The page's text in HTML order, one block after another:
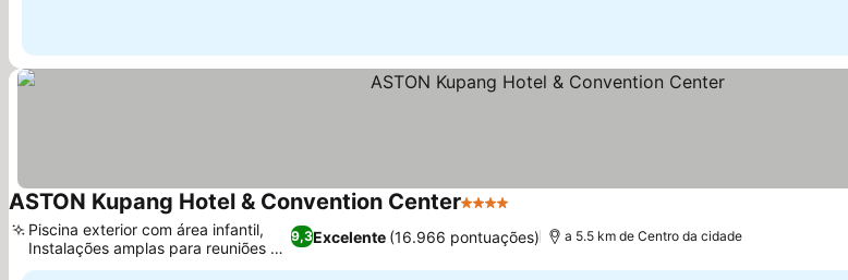
ASTON Kupang Hotel & Convention Center4 Estrelas
9,3Excelente (16.966 pontuações)
Piscina exterior com área infantil,
Instalações amplas para reuniões e
eventos
a 5.5 km de Centro da cidade